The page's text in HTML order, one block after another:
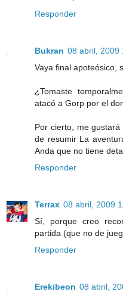
Responder
Bukran 08 abril, 2009
Vaya final apoteósico,
¿Tomaste
atacó a Gorp por el
Por cierto, me
de resumir La
Anda que no tiene
Responder
Terrax 08 abril, 2009
Sí, porque creo
partida (que no de
Responder
Erekibeon 08 abril,